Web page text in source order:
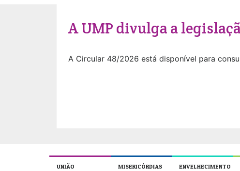
A UMP divulga a
A Circular 48/2026 está disponível para
UNIÃO
MISERICÓRDIAS
ENVELHECIMENTO